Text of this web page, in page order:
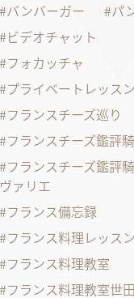
バンバーガー
パ
ビデオチャット
フォカッチャ
プライベートレッスン
フランスチーズ巡り
フランスチーズ鑑評
フランスチーズ鑑評
ヴァリエ
フランス備忘録
フランス料理レッスン
フランス料理教室
フランス料理教室世